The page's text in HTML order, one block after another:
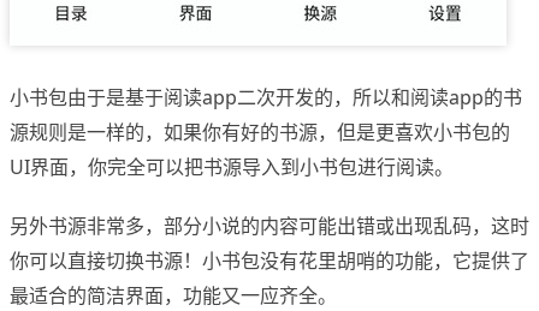
小书包由于是基于阅读app二次开发的，所以和阅读app的书
源规则是一样的，如果你有好的书源，但是更喜欢小书包的
UI界面，你完全可以把书源导入到小书包进行阅读。
另外书源非常多，部分小说的内容可能出错或出现乱码，这时
你可以直接切换书源！小书包没有花里胡哨的功能，它提供了
最适合的简洁界面，功能又一应齐全。